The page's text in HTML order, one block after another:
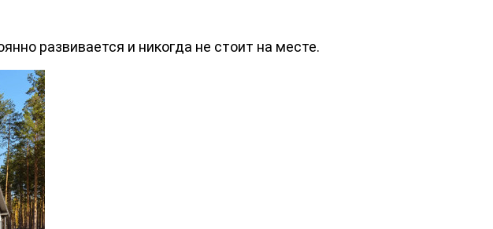
развивается и никогда не стоит на месте.